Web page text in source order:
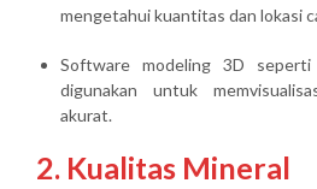
mengetahuikuantitas dan lokasi
Software modeling 3D
digunakan untuk
akurat.
2. Kualitas Mineral